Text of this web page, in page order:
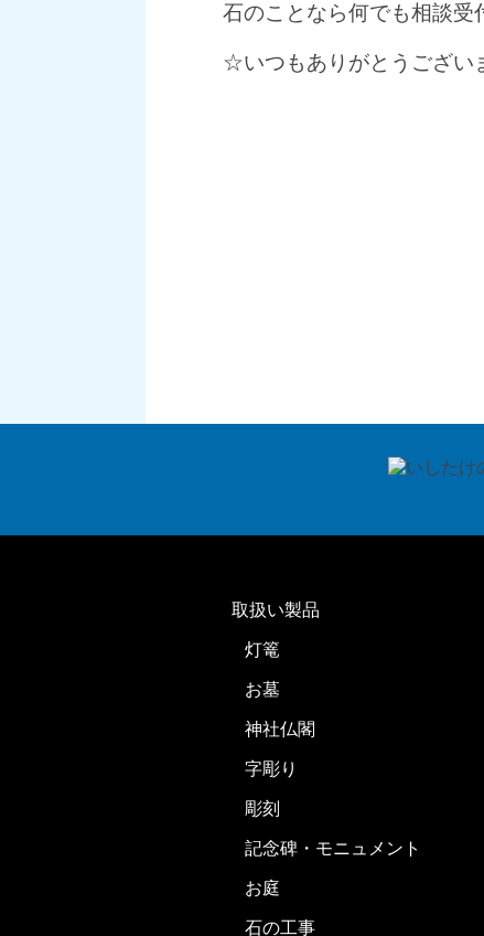
石のことなら何でも相談受
☆いつもありがとうござ
取扱い製品
灯篭
お墓
神社仏閣
字彫り
彫刻
記念碑・モニュメント
お庭
石の工事